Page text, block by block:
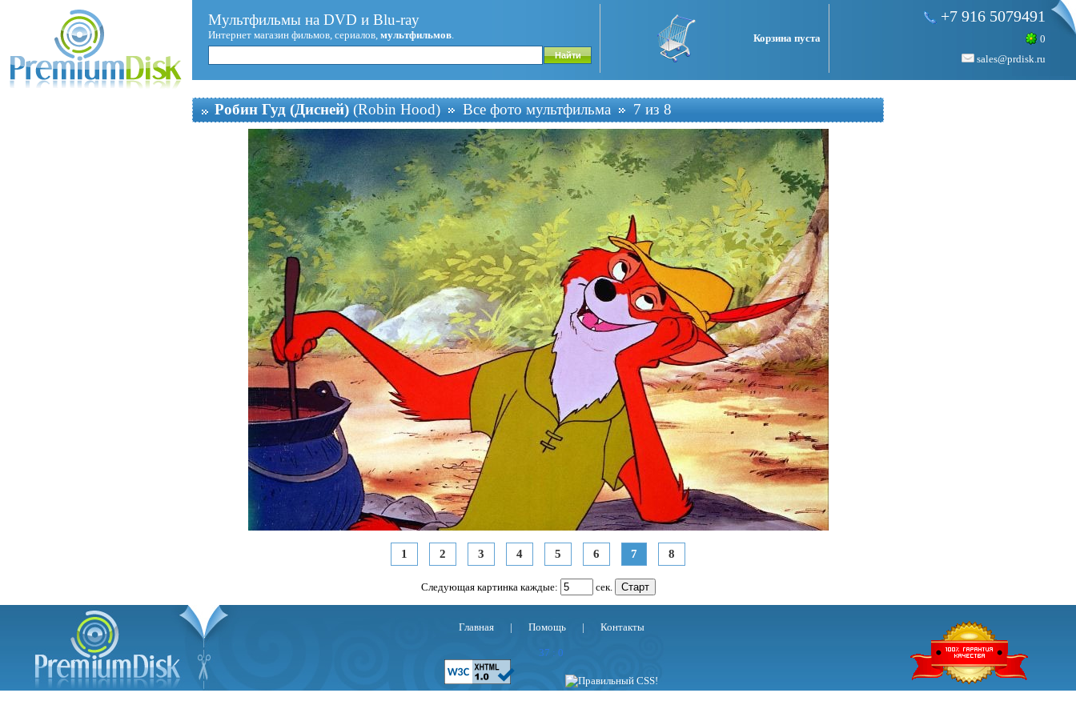
Мультфильмы на DVD и Blu-ray
Интернет магазин фильмов, сериалов, мультфильмов. Корзина пуста
+7 916 5079491
0
sales@prdisk.ru
Робин Гуд (Дисней) (Robin Hood) Все фото мультфильма 7 из 8
1 2 3 4 5 6 7 8
Следующая картинка каждые: сек.
Главная | Помощь | Контакты
37 : 0